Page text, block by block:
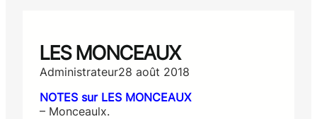
LES MONCEAUX
Administrateur28 août 2018
NOTES sur LES MONCEAUX
– Monceaulx.